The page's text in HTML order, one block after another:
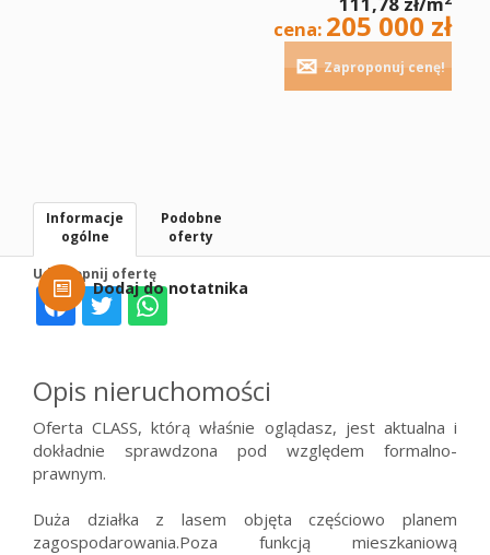
cena: 205 000 zł
Zaproponuj cenę!
Dodaj do notatnika
Udostępnij ofertę
Informacje
ogólne
Podobne
oferty
Opis nieruchomości
Oferta CLASS, którą właśnie oglądasz, jest aktualna i
dokładnie sprawdzona pod względem formalno-
prawnym.
Duża działka z lasem objęta częściowo planem
zagospodarowania.Poza funkcją mieszkaniową